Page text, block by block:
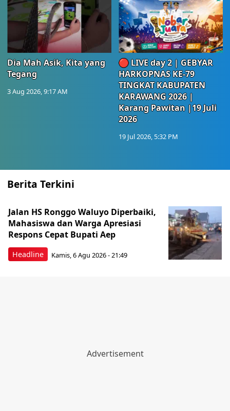
Dia Mah Asik, Kita yang
Tegang
3 Aug 2026, 9:17 AM
🔴 LIVE day 2 | GEBYAR
HARKOPNAS KE-79
TINGKAT KABUPATEN
KARAWANG 2026 |
Karang Pawitan |19 Juli
2026
19 Jul 2026, 5:32 PM
Berita Terkini
Headline
Jalan HS Ronggo Waluyo Diperbaiki,
Mahasiswa dan Warga Apresiasi
Respons Cepat Bupati Aep
Kamis, 6 Agu 2026 - 21:49